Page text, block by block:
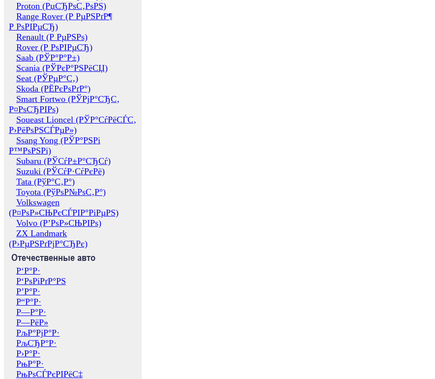
Proton (РџСЂРѕС‚РѕРЅ)
Range Rover (Р РµРЅРґР¶
Р РѕРІРµСЂ)
Renault (Р РµРЅРѕ)
Rover (Р РѕРІРµСЂ)
Saab (РЎР°Р°Р±)
Scania (РЎРєР°РЅРёСЏ)
Seat (РЎРµР°С‚)
Skoda (РЁРєРѕРґР°)
Smart Fortwo (РЎРјР°СЂС‚
Р¤РѕСЂРІРѕ)
Soueast Lioncel (РЎР°СѓРёСЃС‚
Р›РёРѕРЅСЃРµР»)
Ssang Yong (РЎР°РЅРі
Р™РѕРЅРі)
Subaru (РЎСѓР±Р°СЂСѓ)
Suzuki (РЎСѓР·СѓРєРё)
Tata (РўР°С‚Р°)
Toyota (РўРѕР№РѕС‚Р°)
Volkswagen
(Р¤РѕР»СЊРєСЃРІР°РіРµРЅ)
Volvo (Р’РѕР»СЊРІРѕ)
ZX Landmark
(Р›РµРЅРґРјР°СЂРє)
Отечественные авто
Р‘Р°Р·
Р‘РѕРіРґР°РЅ
Р’Р°Р·
Р“Р°Р·
Р—Р°Р·
Р—РёР»
РљР°РјР°Р·
РљСЂР°Р·
Р›Р°Р·
РњР°Р·
РњРѕСЃРєРІРёС‡